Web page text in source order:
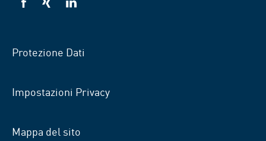
VSB
VSB
VSB
Protezione Dati
Impostazioni Privacy
Mappa del sito